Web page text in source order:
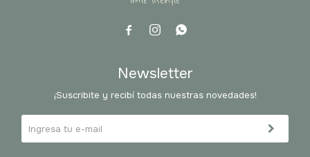
  
Newsletter
¡Suscribite y recibí todas nuestras novedades!